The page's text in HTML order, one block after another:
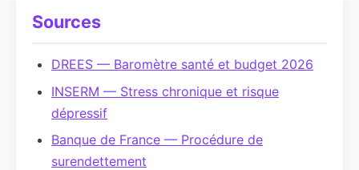
Sources
DREES — Baromètre santé et budget 2026
INSERM — Stress chronique et risque
dépressif
Banque de France — Procédure de
surendettement